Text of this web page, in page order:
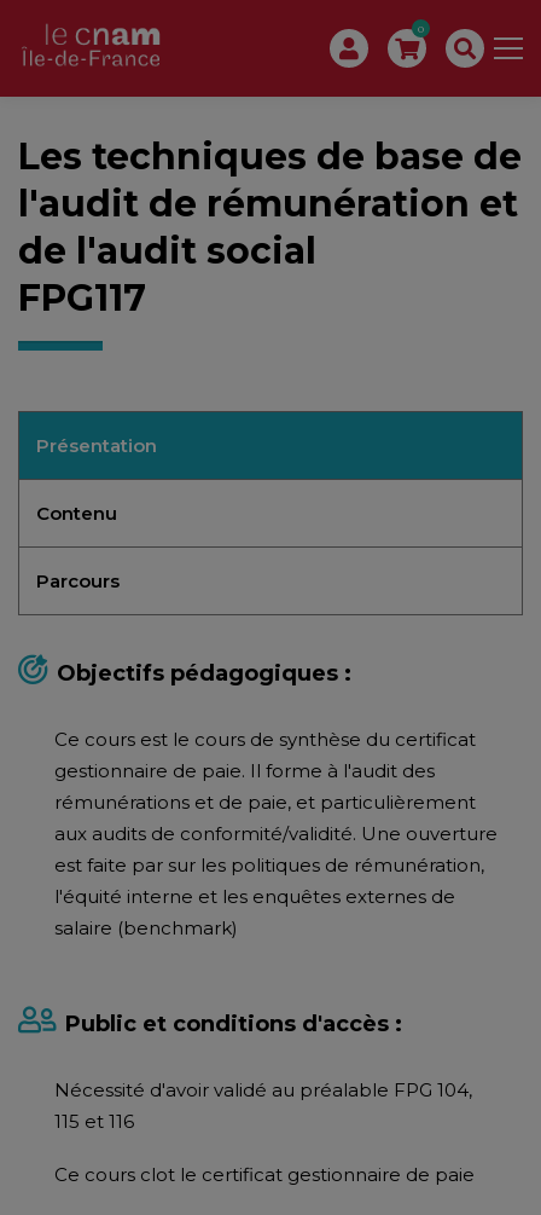
0
Les techniques de base de
l'audit de rémunération et
de l'audit social
FPG117
Présentation
Contenu
Parcours
Objectifs pédagogiques :
Ce cours est le cours de synthèse du certificat
gestionnaire de paie. Il forme à l'audit des
rémunérations et de paie, et particulièrement
aux audits de conformité/validité. Une ouverture
est faite par sur les politiques de rémunération,
l'équité interne et les enquêtes externes de
salaire (benchmark)
Public et conditions d'accès :
Nécessité d'avoir validé au préalable FPG 104,
115 et 116
Ce cours clot le certificat gestionnaire de paie